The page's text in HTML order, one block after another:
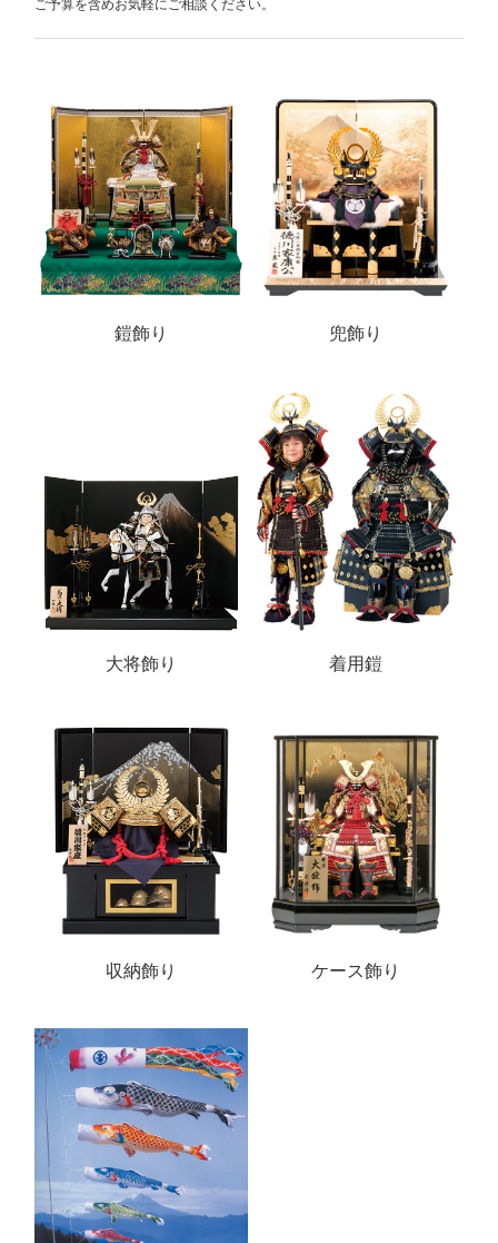
ご予算を含めお気軽にご相談ください。
鎧飾り 兜飾り
大将飾り 着用鎧
収納飾り ケース飾り